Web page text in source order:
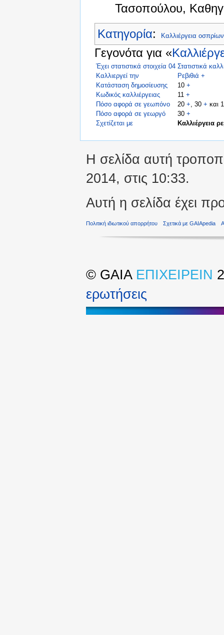
Τασοπούλου,
Κατηγορία: Καλλιέργεια οσπρίων
Γεγονότα για «
Έχει στατιστικά στοιχεία 04 Στατιστικά
Καλλιεργεί την
Ρεβιθιά +
Κατάσταση δημοσίευσης
10 +
Κωδικός καλλιέργειας
11 +
Πόσο αφορά σε γεωπόνο
20 +, 30 + και
Πόσο αφορά σε γεωργό
30 +
Σχετίζεται με
Καλλιέργεια
Η σελίδα αυτή
2014, στις 10:33.
Αυτή η σελίδα έχει
Πολιτική ιδιωτικού απορρήτου Σχετικά με GAIApedia
© GAIA ΕΠΙΧΕΙΡΕΙΝ
ερωτήσεις